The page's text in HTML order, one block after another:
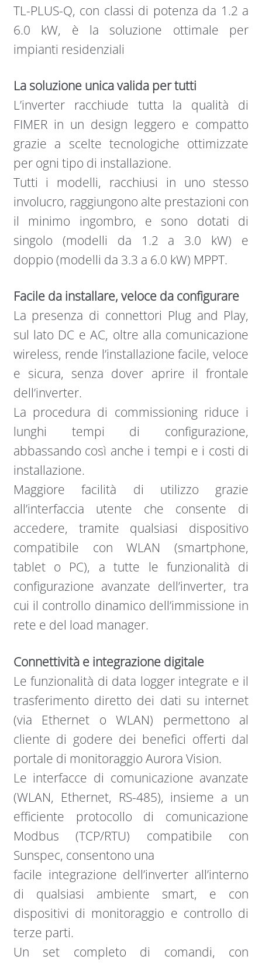
TL-PLUS-Q, con classi di potenza da 1.2 a
6.0 kW, è la soluzione ottimale per
impianti residenziali
La soluzione unica valida per tutti
L’inverter racchiude tutta la qualità di
FIMER in un design leggero e compatto
grazie a scelte tecnologiche ottimizzate
per ogni tipo di installazione.
Tutti i modelli, racchiusi in uno stesso
involucro, raggiungono alte prestazioni con
il minimo ingombro, e sono dotati di
singolo (modelli da 1.2 a 3.0 kW) e
doppio (modelli da 3.3 a 6.0 kW) MPPT.
Facile da installare, veloce da configurare
La presenza di connettori Plug and Play,
sul lato DC e AC, oltre alla comunicazione
wireless, rende l’installazione facile, veloce
e sicura, senza dover aprire il frontale
dell’inverter.
La procedura di commissioning riduce i
lunghi tempi di configurazione,
abbassando così anche i tempi e i costi di
installazione.
Maggiore facilità di utilizzo grazie
all’interfaccia utente che consente di
accedere, tramite qualsiasi dispositivo
compatibile con WLAN (smartphone,
tablet o PC), a tutte le funzionalità di
configurazione avanzate dell’inverter, tra
cui il controllo dinamico dell’immissione in
rete e del load manager.
Connettività e integrazione digitale
Le funzionalità di data logger integrate e il
trasferimento diretto dei dati su internet
(via Ethernet o WLAN) permettono al
cliente di godere dei benefici offerti dal
portale di monitoraggio Aurora Vision.
Le interfacce di comunicazione avanzate
(WLAN, Ethernet, RS-485), insieme a un
efficiente protocollo di comunicazione
Modbus (TCP/RTU) compatibile con
Sunspec, consentono una
facile integrazione dell’inverter all’interno
di qualsiasi ambiente smart, e con
dispositivi di monitoraggio e controllo di
terze parti.
Un set completo di comandi, con